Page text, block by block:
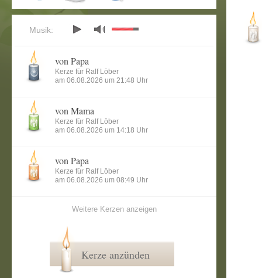
Musik:
von Papa
Kerze für Ralf Löber
am 06.08.2026 um 21:48 Uhr
von Mama
Kerze für Ralf Löber
am 06.08.2026 um 14:18 Uhr
von Papa
Kerze für Ralf Löber
am 06.08.2026 um 08:49 Uhr
Weitere Kerzen anzeigen
Kerze anzünden